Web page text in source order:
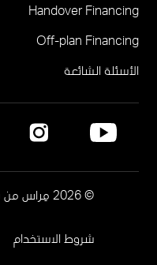
لإدارة المجتمع
يرجى الاتصال على 800MERAAS (800-637227)
مكتب إدارة المجمع العقاري
Handover Financing
Off-plan Financing
الأسئلة الشائعة
© 2026 مِراس من شركة دبي العقارية القابضة.
Footerشروط الاستخدام